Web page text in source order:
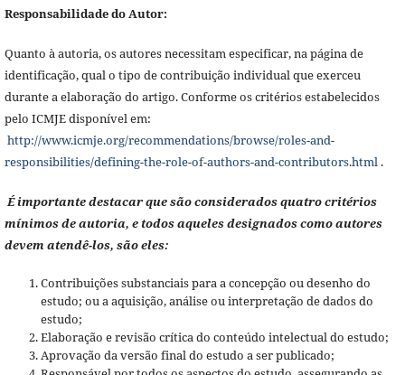
Responsabilidade do Autor:
Quanto à autoria, os autores necessitam especificar, na página de
identificação, qual o tipo de contribuição individual que exerceu
durante a elaboração do artigo. Conforme os critérios estabelecidos
pelo ICMJE disponível em:
http://www.icmje.org/recommendations/browse/roles-and-
responsibilities/defining-the-role-of-authors-and-contributors.html.
É importante destacar que são considerados quatro critérios
mínimos de autoria, e todos aqueles designados como autores
devem atendê-los, são eles:
Contribuições substanciais para a concepção ou desenho do
estudo; ou a aquisição, análise ou interpretação de dados do
estudo;
Elaboração e revisão crítica do conteúdo intelectual do estudo;
Aprovação da versão final do estudo a ser publicado;